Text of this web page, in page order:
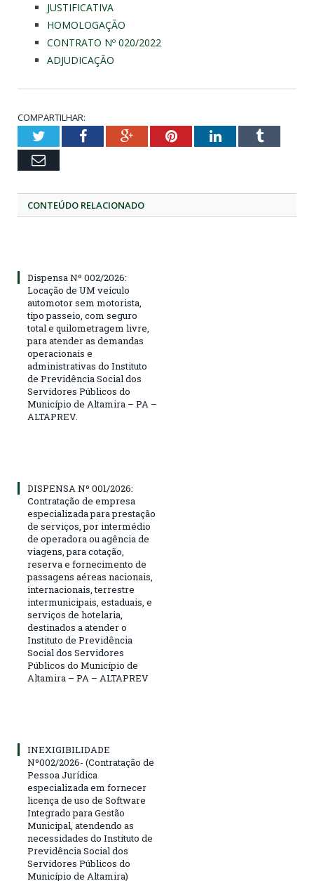
JUSTIFICATIVA
HOMOLOGAÇÃO
CONTRATO Nº 020/2022
ADJUDICAÇÃO
COMPARTILHAR:
TwitterFacebookGoogle+PinterestLinkedInTumblr
Email
CONTEÚDO RELACIONADO
Dispensa Nº 002/2026:
Locação de UM veículo
automotor sem motorista,
tipo passeio, com seguro
total e quilometragem livre,
para atender as demandas
operacionais e
administrativas do Instituto
de Previdência Social dos
Servidores Públicos do
Município de Altamira – PA –
ALTAPREV.
DISPENSA Nº 001/2026:
Contratação de empresa
especializada para prestação
de serviços, por intermédio
de operadora ou agência de
viagens, para cotação,
reserva e fornecimento de
passagens aéreas nacionais,
internacionais, terrestre
intermunicipais, estaduais, e
serviços de hotelaria,
destinados a atender o
Instituto de Previdência
Social dos Servidores
Públicos do Município de
Altamira – PA – ALTAPREV
INEXIGIBILIDADE
Nº002/2026- (Contratação de
Pessoa Jurídica
especializada em fornecer
licença de uso de Software
Integrado para Gestão
Municipal, atendendo as
necessidades do Instituto de
Previdência Social dos
Servidores Públicos do
Município de Altamira)